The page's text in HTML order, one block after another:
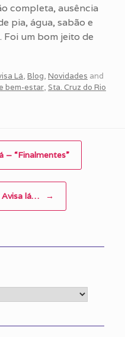
completa, ausência
pia, água, sabão e
Foi um bom jeito de
Lá, Blog, Novidades and
bem-estar, Sta. Cruz do Rio
– “Finalmentes”
lá… →